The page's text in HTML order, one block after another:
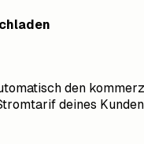
den
deines